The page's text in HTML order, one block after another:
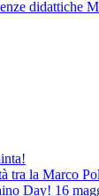
didattiche
tra la Marco
Day! 16